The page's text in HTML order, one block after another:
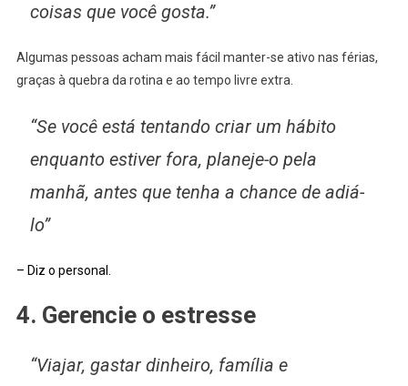
coisas que você gosta.”
Algumas pessoas acham mais fácil manter-se ativo nas férias,
graças à quebra da rotina e ao tempo livre extra.
“Se você está tentando criar um hábito
enquanto estiver fora, planeje-o pela
manhã, antes que tenha a chance de adiá-
lo”
– Diz o personal.
4. Gerencie o estresse
“Viajar, gastar dinheiro, família e